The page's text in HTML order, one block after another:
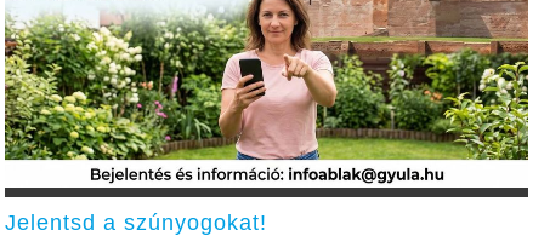
Jelentsd a szúnyogokat!